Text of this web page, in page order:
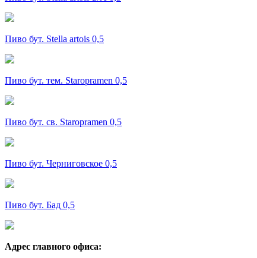
Пиво бут. Stella artois 0,5
Пиво бут. тем. Staropramen 0,5
Пиво бут. св. Staropramen 0,5
Пиво бут. Черниговское 0,5
Пиво бут. Бад 0,5
Адрес главного офиса: